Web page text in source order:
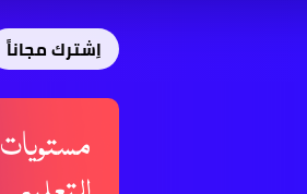
اِشترك مجاناً
مستويات